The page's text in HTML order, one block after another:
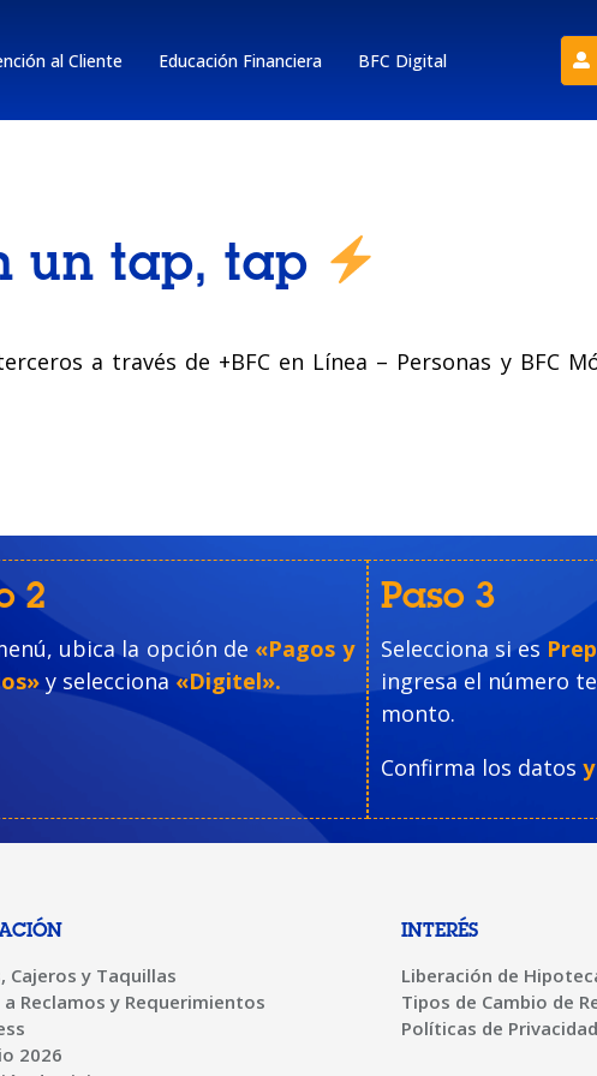
al Cliente Educación Financiera BFC Digital
un tap, tap
a través de +BFC en Línea – Personas y BFC
2
ubica la opción de «Pagos y
y selecciona«Digitel».
Paso 3
Selecciona si es
ingresa el número
monto.
Confirma los datos
Cajeros y Taquillas
Reclamos y Requerimientos
2026
INTERÉS
Liberación de
Tipos de Cambio de
Políticas de